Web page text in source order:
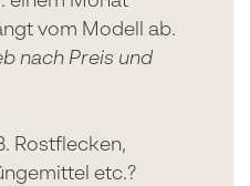
vom Modell ab.
nach Preis und
Rostflecken,
etc.?